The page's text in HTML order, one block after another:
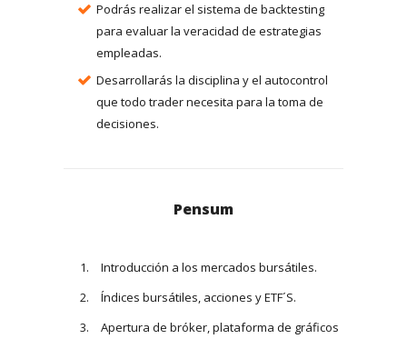
Podrás realizar el sistema de backtesting
para evaluar la veracidad de estrategias
empleadas.
Desarrollarás la disciplina y el autocontrol
que todo trader necesita para la toma de
decisiones.
Pensum
Introducción a los mercados bursátiles.
Índices bursátiles, acciones y ETF´S.
Apertura de bróker, plataforma de gráficos